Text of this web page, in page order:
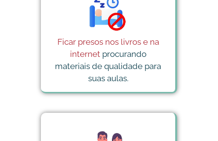
Ficar presos nos livros e na
internetprocurando
materiais de qualidade para
suas aulas.